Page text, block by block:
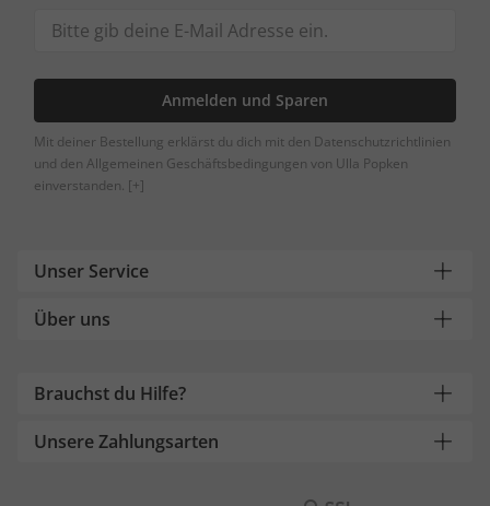
Anmelden und Sparen
Mit deiner Bestellung erklärst du dich mit den Datenschutzrichtlinien
und den Allgemeinen Geschäftsbedingungen von Ulla Popken
einverstanden. [+]
Unser Service
Über uns
Brauchst du Hilfe?
Unsere Zahlungsarten